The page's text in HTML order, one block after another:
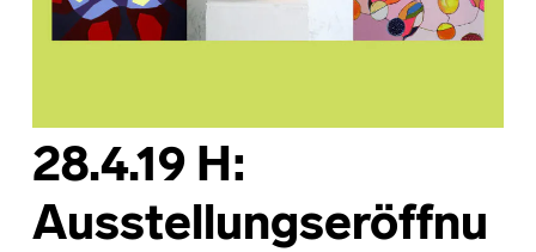
28.4.19 H:
Ausstellungseröffnu